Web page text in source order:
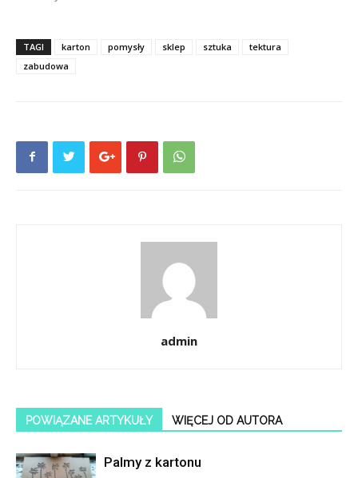
TAGI karton pomysły sklep sztuka
tektura
zabudowa
admin
POWIĄZANE ARTYKUŁY WIĘCEJ OD AUTORA
Palmy z kartonu